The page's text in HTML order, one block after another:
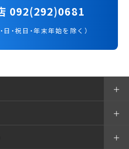
092(292)0681
日・祝日・年末年始を除く）
＋
＋
＋